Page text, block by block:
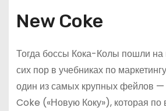
New Coke
Тогда боссы Кока-Колы пошли на
сих пор в учебниках по
один из самых крупных фейлов —
Coke («Новую Коку»), которая по